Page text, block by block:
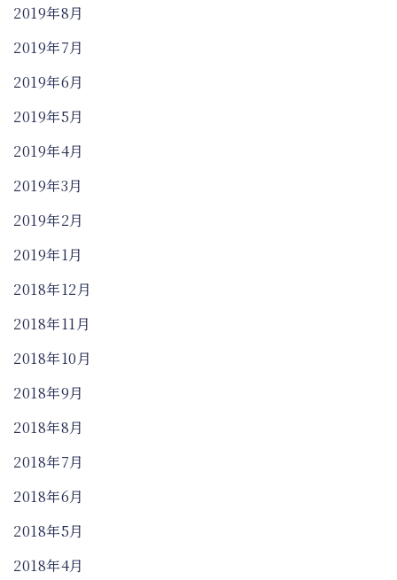
2019年8月
2019年7月
2019年6月
2019年5月
2019年4月
2019年3月
2019年2月
2019年1月
2018年12月
2018年11月
2018年10月
2018年9月
2018年8月
2018年7月
2018年6月
2018年5月
2018年4月